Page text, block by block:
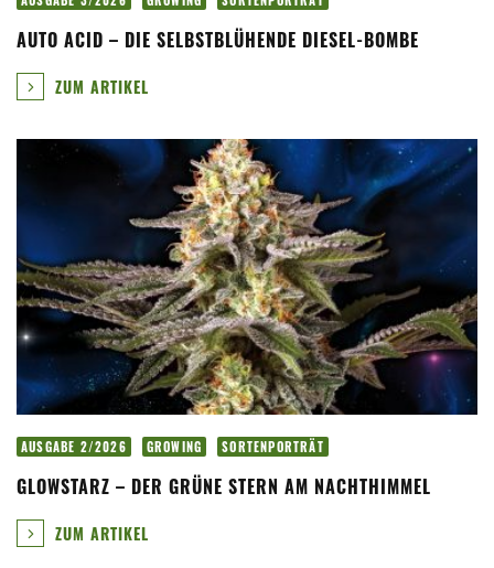
AUTO ACID – DIE SELBSTBLÜHENDE DIESEL-BOMBE
ZUM ARTIKEL
AUSGABE 2/2026 GROWING SORTENPORTRÄT
GLOWSTARZ – DER GRÜNE STERN AM NACHTHIMMEL
ZUM ARTIKEL